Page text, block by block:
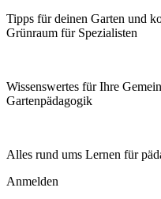
Tipps für deinen Garten und
Grünraum für Spezialisten
Wissenswertes für Ihre
Garten­pädagogik
Alles rund ums Lernen für
Anmelden